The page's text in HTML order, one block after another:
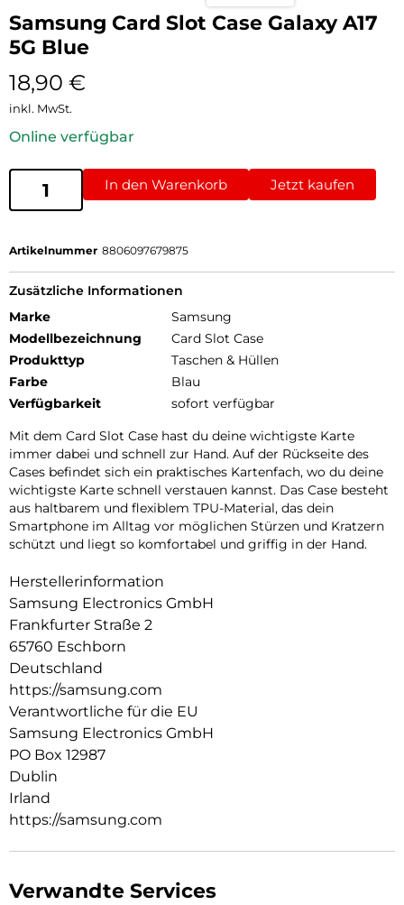
Samsung Card Slot Case Galaxy A17
5G Blue
18,90 €
inkl. MwSt.
Online verfügbar
In den Warenkorb Jetzt kaufen
Artikelnummer 8806097679875
Zusätzliche Informationen
Marke
Samsung
Modellbezeichnung
Card Slot Case
Produkttyp
Taschen & Hüllen
Farbe
Blau
Verfügbarkeit
sofort verfügbar
Mit dem Card Slot Case hast du deine wichtigste Karte
immer dabei und schnell zur Hand. Auf der Rückseite des
Cases befindet sich ein praktisches Kartenfach, wo du deine
wichtigste Karte schnell verstauen kannst. Das Case besteht
aus haltbarem und flexiblem TPU-Material, das dein
Smartphone im Alltag vor möglichen Stürzen und Kratzern
schützt und liegt so komfortabel und griffig in der Hand.
Herstellerinformation
Samsung Electronics GmbH
Frankfurter Straße 2
65760 Eschborn
Deutschland
https://samsung.com
Verantwortliche für die EU
Samsung Electronics GmbH
PO Box 12987
Dublin
Irland
https://samsung.com
Verwandte Services